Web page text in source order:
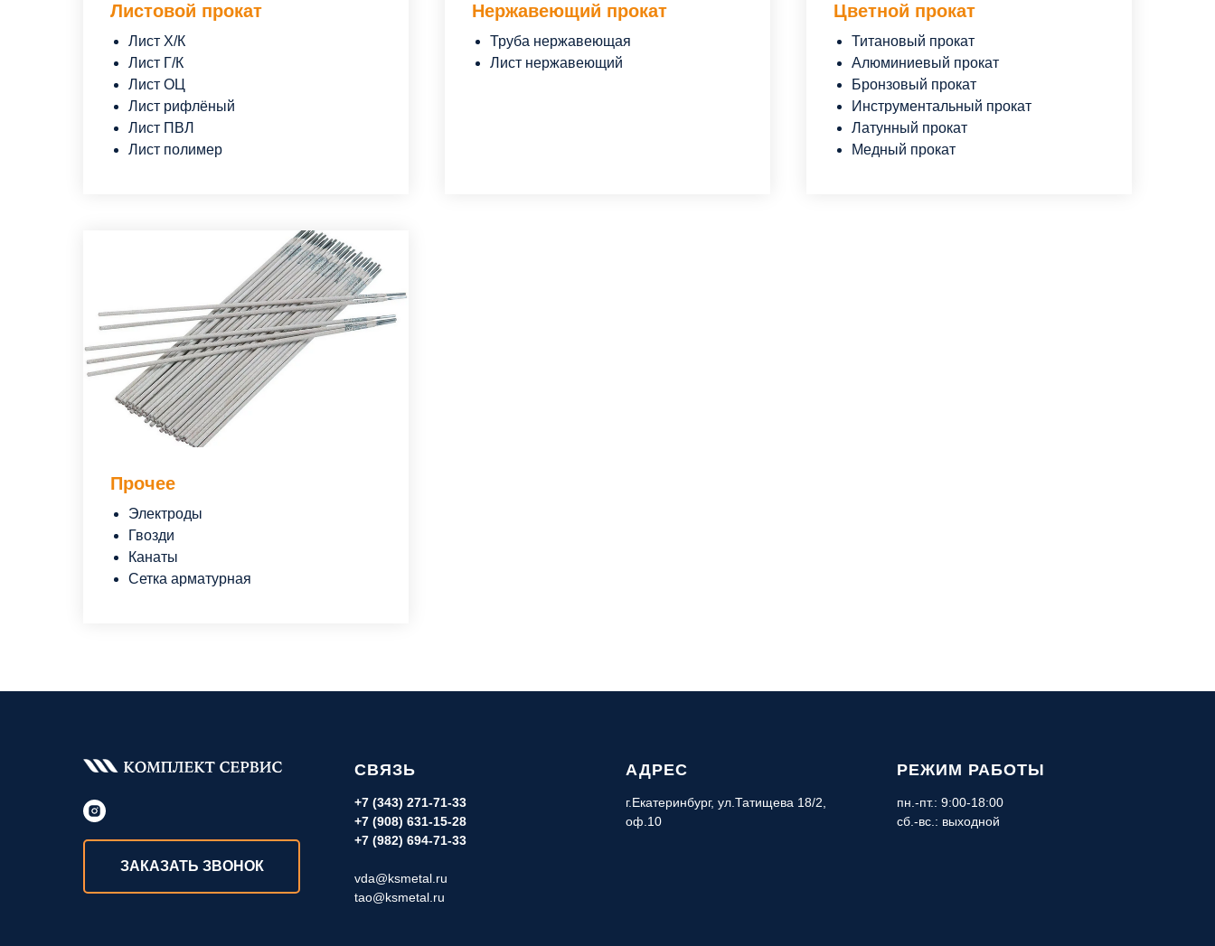
Листовой прокат
Лист Х/К
Лист Г/К
Лист ОЦ
Лист рифлёный
Лист ПВЛ
Лист полимер
Нержавеющий прокат
Труба нержавеющая
Лист нержавеющий
Цветной прокат
Титановый прокат
Алюминиевый прокат
Бронзовый прокат
Инструментальный прокат
Латунный прокат
Медный прокат
Прочее
Электроды
Гвозди
Канаты
Сетка арматурная
СВЯЗЬ
+7 (343) 271-71-33
+7 (908) 631-15-28
+7 (982) 694-71-33
vda@ksmetal.ru
tao@ksmetal.ru
АДРЕС
г.Екатеринбург, ул.Татищева 18/2,
оф.10
РЕЖИМ РАБОТЫ
пн.-пт.: 9:00-18:00
сб.-вс.: выходной
ЗАКАЗАТЬ ЗВОНОК